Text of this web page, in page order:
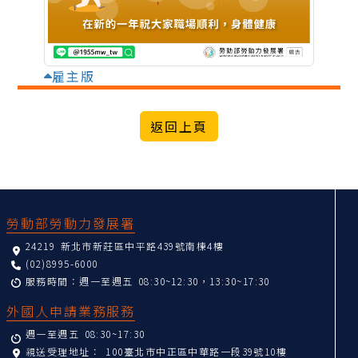
雇主版
勞動部勞動力發展署
24219 新北市新莊區中平路439號南棟4樓
(02)8995-6000
服務時間：週一至週五 08:30~12:30，13:30~17:30
外國人申請業務服務
週一至週五 08:30~17:30
親送受理地址： 100臺北市中正區中華路一段39號10樓